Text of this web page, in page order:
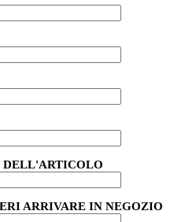
DELL'ARTICOLO
ARRIVARE IN NEGOZIO